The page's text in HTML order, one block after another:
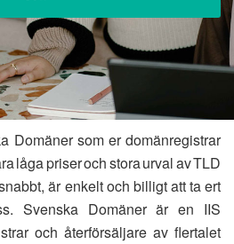
Domäner som er domänregistrar
låga priser och stora urval av TLD
är enkelt och billigt att ta ert
Svenska Domäner är en IIS
och återförsäljare av flertalet